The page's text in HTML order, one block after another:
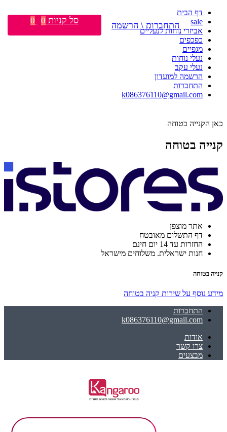
דף הבית
sale
אביזרי נוחות לנעליים
כפכפים
מגפיים
נעלי נוחות
נעלי עקב
הרשמה למועדון
התחברות
k086376110@gmail.com
כאן הקנייה בטוחה
קנייה בטוחה
אתר מוצפן
דף התשלום מאובטח
החזרות עד 14 יום חינם
חנות ישראלית. משלוחים מישראל
קנייה בטוחה
מידע נוסף על שירות קניה בטוחה
התחברות
k086376110@gmail.com
אודות
צרו קשר
מבצעים
התחברות \ הרשמה סל קניות 0
0